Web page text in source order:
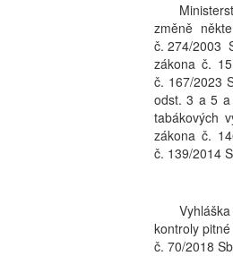
změně
č. 274/2003
zákona č.
č. 167/2023
odst. 3 a 5
tabákových
zákona č.
č. 139/2014
kontroly
č. 70/2018